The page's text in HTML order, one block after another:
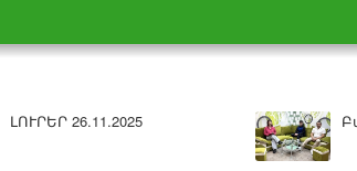
ԼՈՒՐԵՐ 25.11.2025